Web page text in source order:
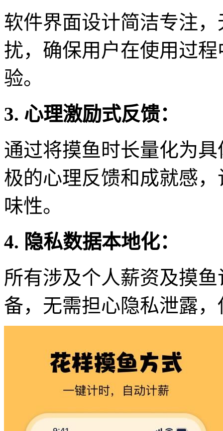
软件界面设计简洁专注
扰，确保用户在使用过
验。
3. 心理激励式反馈：
通过将摸鱼时长量化为
极的心理反馈和成就感
味性。
4. 隐私数据本地化：
所有涉及个人薪资及摸
备，无需担心隐私泄露